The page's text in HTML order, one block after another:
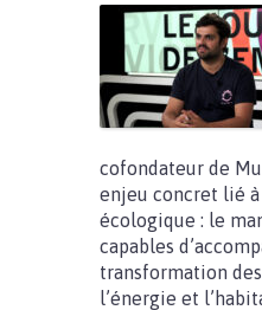
cofondateur de
enjeu concret lié
écologique : le
capables
transformation des
l’énergie et